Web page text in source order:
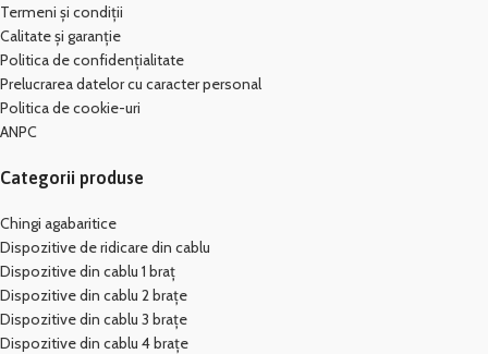
Termeni și condiții
Calitate și garanție
Politica de confidențialitate
Prelucrarea datelor cu caracter personal
Politica de cookie-uri
ANPC
Categorii produse
Chingi agabaritice
Dispozitive de ridicare din cablu
Dispozitive din cablu 1 braț
Dispozitive din cablu 2 brațe
Dispozitive din cablu 3 brațe
Dispozitive din cablu 4 brațe